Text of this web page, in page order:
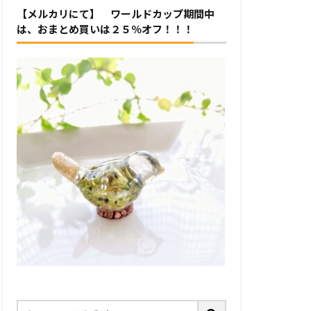
【メルカリにて】 ワールドカップ期間中
は、おまとめ買いは２５％オフ！！！